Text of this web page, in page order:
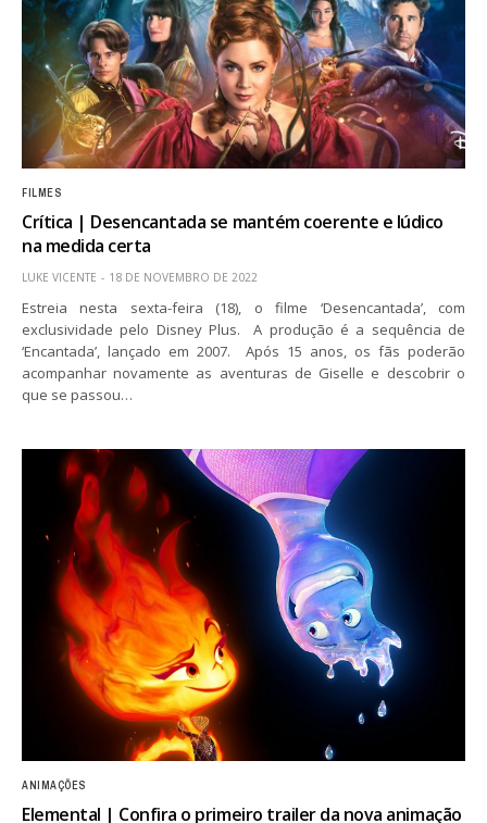
FILMES
Crítica | Desencantada se mantém coerente e lúdico
na medida certa
LUKE VICENTE 18 DE NOVEMBRO DE 2022
Estreia nesta sexta-feira (18), o filme ‘Desencantada’, com
exclusividade pelo Disney Plus. A produção é a sequência de
‘Encantada’, lançado em 2007. Após 15 anos, os fãs poderão
acompanhar novamente as aventuras de Giselle e descobrir o
que se passou…
ANIMAÇÕES
Elemental | Confira o primeiro trailer da nova animação